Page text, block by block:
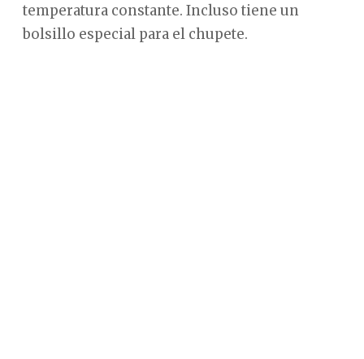
temperatura constante. Incluso tiene un
bolsillo especial para el chupete.